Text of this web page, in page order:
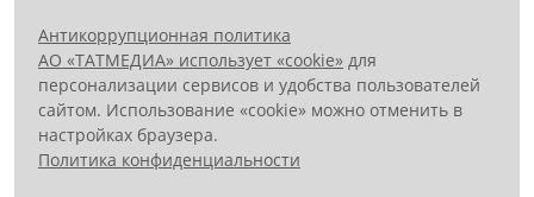
Антикоррупционная политика
АО «ТАТМЕДИА» использует «cookie» для
персонализации сервисов и удобства пользователей
сайтом. Использование «cookie» можно отменить в
настройках браузера.
Политика конфиденциальности